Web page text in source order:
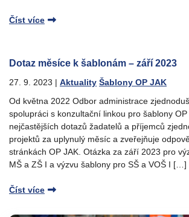
Číst více
Dotaz měsíce k šablonám – září 2023
27. 9. 2023 | Aktuality Šablony OP JAK
Od května 2022 Odbor administrace
spolupráci s konzultační linkou pro šablony
nejčastějších dotazů žadatelů a příjemců
projektů za uplynulý měsíc a zveřejňuje
stránkách OP JAK. Otázka za září 2023 pro
MŠ a ZŠ I a výzvu šablony pro SŠ a VOŠ I […]
Číst více